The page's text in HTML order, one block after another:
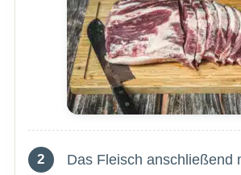
Das Fleisch anschließend